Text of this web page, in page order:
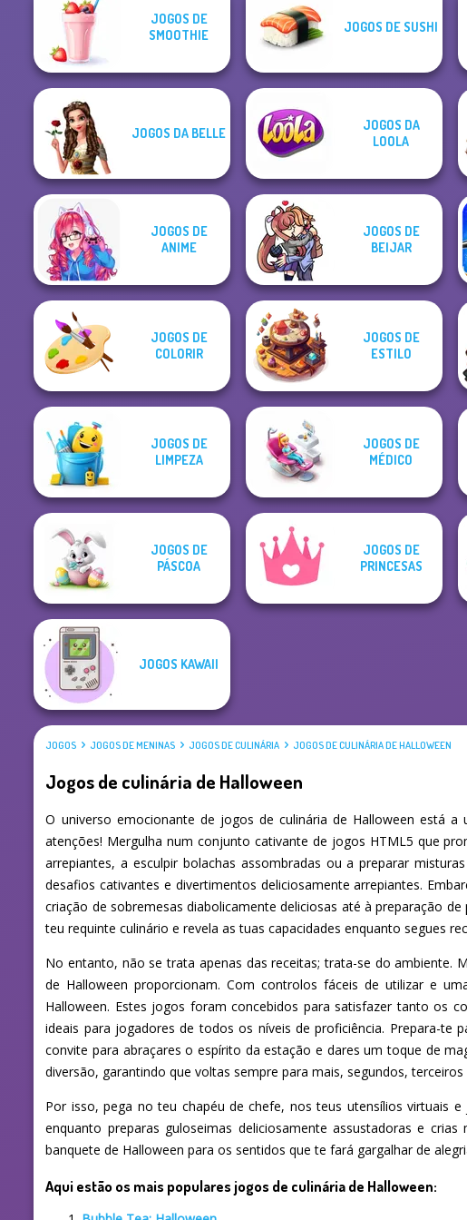
JOGOS DE
SMOOTHIE
JOGOS DE SUSHI
JOGOS DA BELLE
JOGOS DA
LOOLA
JOGOS DE
ANIME
JOGOS DE
BEIJAR
JOGOS DE
COLORIR
JOGOS DE
ESTILO
JOGOS DE
LIMPEZA
JOGOS DE
MÉDICO
JOGOS DE
PÁSCOA
JOGOS DE
PRINCESAS
JOGOS KAWAII
JOGOS JOGOS DE MENINAS JOGOS DE CULINÁRIA JOGOS DE CULINÁRIA DE HALLOWEEN
Jogos de culinária de Halloween
O universo emocionante de jogos de culinária de Halloween está
atenções! Mergulha num conjunto cativante de jogos HTML5 que
arrepiantes, a esculpir bolachas assombradas ou a preparar
desafios cativantes e divertimentos deliciosamente arrepiantes.
criação de sobremesas diabolicamente deliciosas até à preparação
teu requinte culinário e revela as tuas capacidades enquanto segues
No entanto, não se trata apenas das receitas; trata-se do ambiente.
de Halloween proporcionam. Com controlos fáceis de utilizar e
Halloween. Estes jogos foram concebidos para satisfazer tanto os
ideais para jogadores de todos os níveis de proficiência. Prepara-te
convite para abraçares o espírito da estação e dares um toque de
diversão, garantindo que voltas sempre para mais, segundos,
Por isso, pega no teu chapéu de chefe, nos teus utensílios virtuais
enquanto preparas guloseimas deliciosamente assustadoras e
banquete de Halloween para os sentidos que te fará gargalhar de
Aqui estão os mais populares jogos de culinária de Halloween: